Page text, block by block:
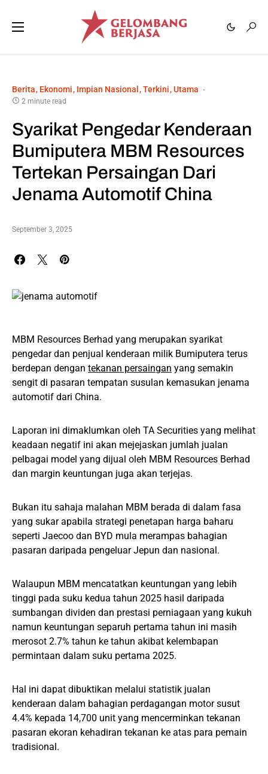
Berita Ekonomi Impian Nasional Terkini Utama
2 minute read
Syarikat Pengedar Kenderaan
Bumiputera MBM Resources
Tertekan Persaingan Dari
Jenama Automotif China
September 3, 2025
MBM Resources Berhad yang merupakan syarikat
pengedar dan penjual kenderaan milik Bumiputera terus
berdepan dengan tekanan persaingan yang semakin
sengit di pasaran tempatan susulan kemasukan jenama
automotif dari China.
Laporan ini dimaklumkan oleh TA Securities yang melihat
keadaan negatif ini akan mejejaskan jumlah jualan
pelbagai model yang dijual oleh MBM Resources Berhad
dan margin keuntungan juga akan terjejas.
Bukan itu sahaja malahan MBM berada di dalam fasa
yang sukar apabila strategi penetapan harga baharu
seperti Jaecoo dan BYD mula merampas bahagian
pasaran daripada pengeluar Jepun dan nasional.
Walaupun MBM mencatatkan keuntungan yang lebih
tinggi pada suku kedua tahun 2025 hasil daripada
sumbangan dividen dan prestasi perniagaan yang kukuh
namun keuntungan separuh pertama tahun ini masih
merosot 2.7% tahun ke tahun akibat kelembapan
permintaan dalam suku pertama 2025.
Hal ini dapat dibuktikan melalui statistik jualan
kenderaan dalam bahagian perdagangan motor susut
4.4% kepada 14,700 unit yang mencerminkan tekanan
pasaran ekoran kehadiran tekanan ke atas para pemain
tradisional.